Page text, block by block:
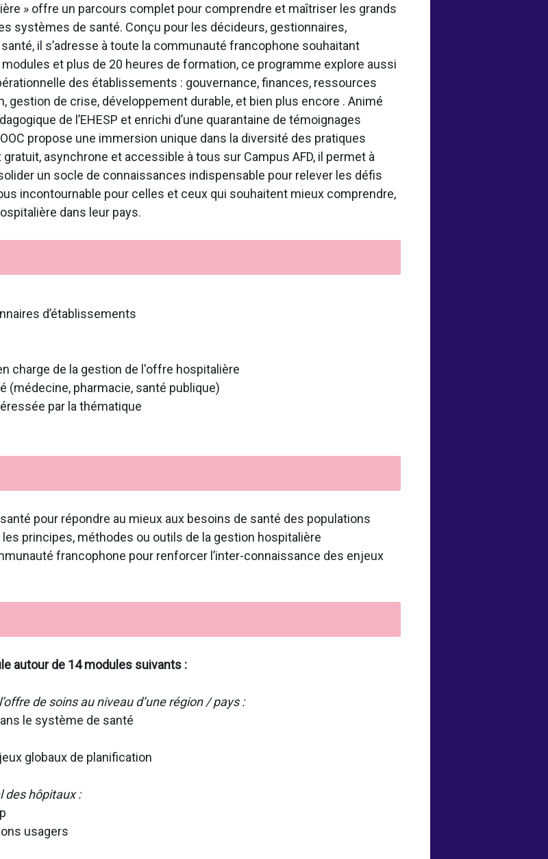
» offre un parcours complet pour comprendre et maîtriser les grands
systèmes de santé. Conçu pour les décideurs, gestionnaires,
il s’adresse à toute la communauté francophone souhaitant
et plus de 20 heures de formation, ce programme explore aussi
des établissements : gouvernance, finances, ressources
gestion de crise, développement durable, et bien plus encore . Animé
de l’EHESP et enrichi d’une quarantaine de témoignages
propose une immersion unique dans la diversité des pratiques
asynchrone et accessible à tous sur Campus AFD, il permet à
un socle de connaissances indispensable pour relever les défis
incontournable pour celles et ceux qui souhaitent mieux comprendre,
dans leur pays.
d’établissements
charge de la gestion de l'offre hospitalière
(médecine, pharmacie, santé publique)
par la thématique
pour répondre au mieux aux besoins de santé des populations
principes, méthodes ou outils de la gestion hospitalière
francophone pour renforcer l’inter-connaissance des enjeux
autour de 14 modules suivants :
de soins au niveau d’une région / pays :
le système de santé
globaux de planification
des hôpitaux :
usagers